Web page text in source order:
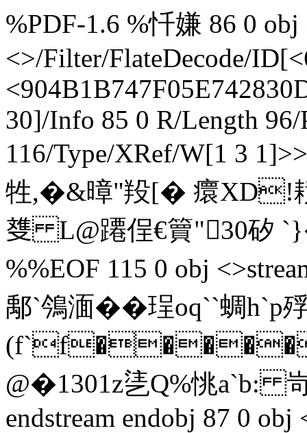
%PDF-1.6 %忏嫌 86 0
<>/Filter/FlateDecode/
30]/Info 85 0 R/Length
116/Type/XRef/W[1 3
牲,�&暲"羖[� 癏
﨎 L@蹮侱€簤"30矽
%%EOF 115 0 obj
鄅`鳹湎��珵oq``蜩
@�1301z乼Q%恌a`b:
endstream endobj 87 0